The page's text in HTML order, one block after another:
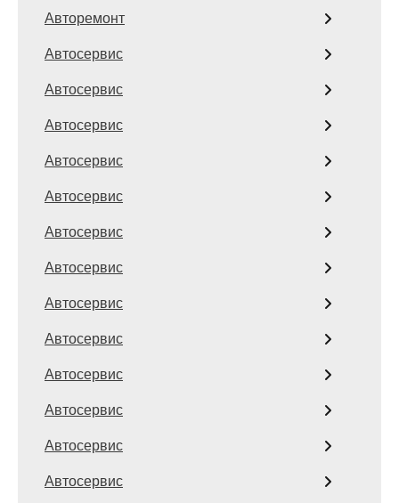
Авторемонт
Автосервис
Автосервис
Автосервис
Автосервис
Автосервис
Автосервис
Автосервис
Автосервис
Автосервис
Автосервис
Автосервис
Автосервис
Автосервис